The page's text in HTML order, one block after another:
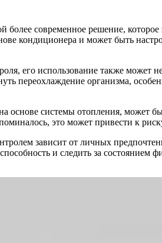
более современное решение,
кондиционера и может быть
его использование также
переохлаждение организма,
основе системы отопления, может
это может привести к
зависит от личных
и следить за состоянием